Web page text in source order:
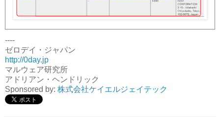
----
ゼロデイ・ジャパン
http://0day.jp
マルウェア研究所
アドリアン・ヘンドリック
Sponsored by: 株式会社ケイエルジェイテック